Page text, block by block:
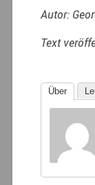
Autor:
Text
Über